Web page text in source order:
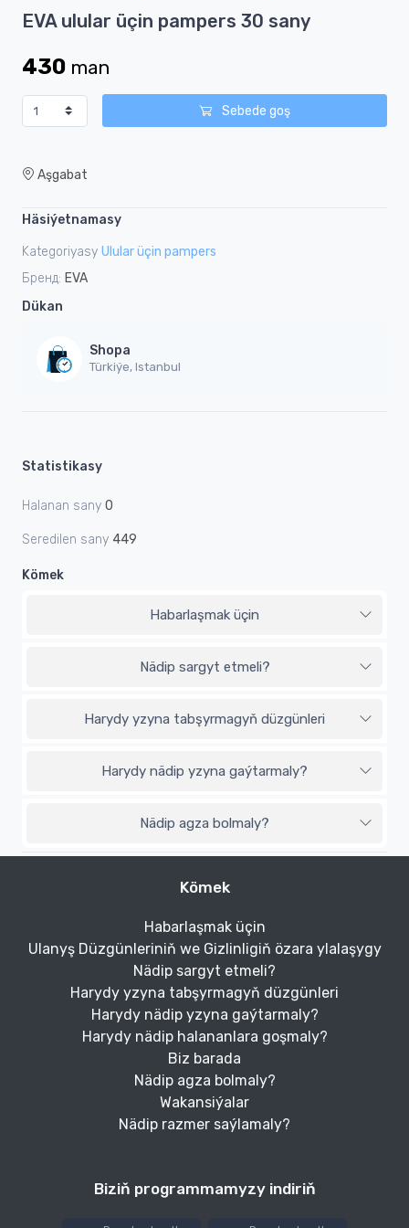
1
2
EVA ulular üçin pampers 30 sany
430 man
Sebede goş
Aşgabat
Häsiýetnamasy
Kategoriyasy Ulular üçin pampers
Бренд: EVA
Dükan
Shopa
Türkiýe, Istanbul
Statistikasy
Halanan sany 0
Seredilen sany 449
Kömek
Habarlaşmak üçin
Nädip sargyt etmeli?
Harydy yzyna tabşyrmagyň düzgünleri
Harydy nädip yzyna gaýtarmaly?
Nädip agza bolmaly?
Kömek
Habarlaşmak üçin
Ulanyş Düzgünleriniň we Gizlinligiň özara ylalaşygy
Nädip sargyt etmeli?
Harydy yzyna tabşyrmagyň düzgünleri
Harydy nädip yzyna gaýtarmaly?
Harydy nädip halananlara goşmaly?
Biz barada
Nädip agza bolmaly?
Wakansiýalar
Nädip razmer saýlamaly?
Biziň programmamyzy indiriň